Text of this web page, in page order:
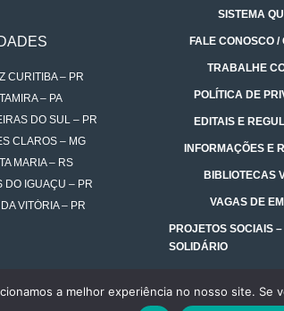
CURITIBA – PR
– PA
DO SUL – PR
CLAROS – MG
MARIA – RS
DO IGUAÇU – PR
VITÓRIA – PR
SISTEMA
FALE CONOSCO /
TRABALHE
POLÍTICA DE
EDITAIS E
INFORMAÇÕES E
BIBLIOTECAS
VAGAS DE
PROJETOS SOCIAIS
SOLIDÁRIO
a melhor experiência no nosso site.